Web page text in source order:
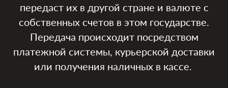
передаст их в другой стране и валюте с
собственных счетов в этом государстве.
Передача происходит посредством
платежной системы, курьерской доставки
или получения наличных в кассе.